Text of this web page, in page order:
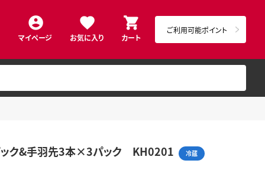
マイページ お気に入り カート
ご利用可能ポイント
ック&手羽先3本×3パック KH0201 冷蔵